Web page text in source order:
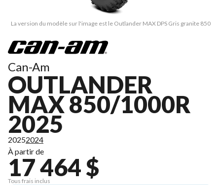
La version du modèle sur l'image est le Outlander MAX DPS Gris granite 850
Can-Am
OUTLANDER
MAX 850/1000R
2025
20252024
À partir de
17 464 $
Tous frais inclus